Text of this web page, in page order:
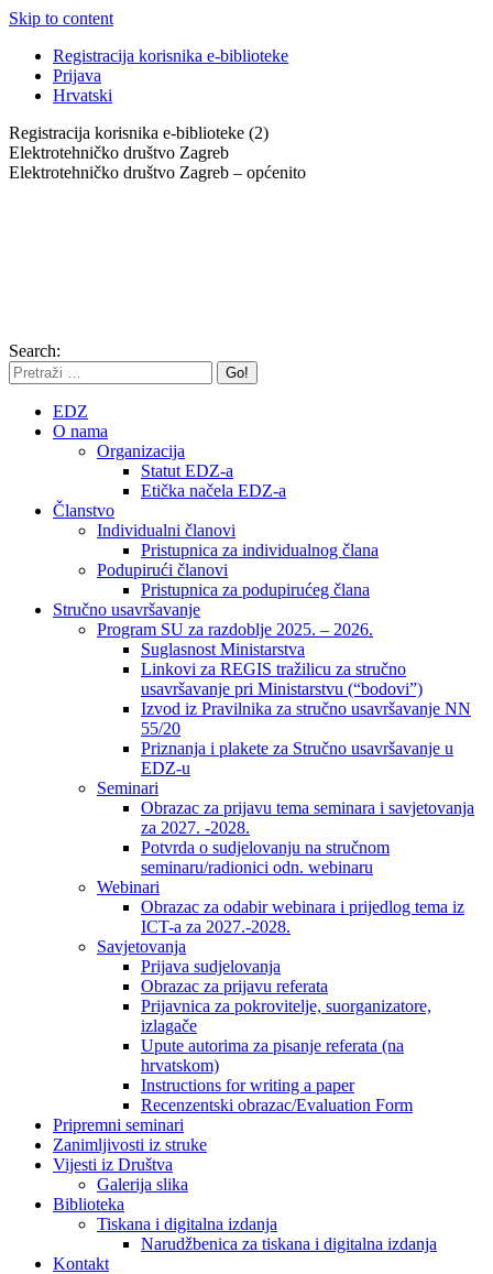
Skip to content
Registracija korisnika e-biblioteke
Prijava
Hrvatski
Registracija korisnika e-biblioteke (2)
Elektrotehničko društvo Zagreb
Elektrotehničko društvo Zagreb – općenito
Search:
EDZ
O nama
Organizacija
Statut EDZ-a
Etička načela EDZ-a
Članstvo
Individualni članovi
Pristupnica za individualnog člana
Podupirući članovi
Pristupnica za podupirućeg člana
Stručno usavršavanje
Program SU za razdoblje 2025. – 2026.
Suglasnost Ministarstva
Linkovi za REGIS tražilicu za stručno
usavršavanje pri Ministarstvu (“bodovi”)
Izvod iz Pravilnika za stručno usavršavanje NN
55/20
Priznanja i plakete za Stručno usavršavanje u
EDZ-u
Seminari
Obrazac za prijavu tema seminara i savjetovanja
za 2027. -2028.
Potvrda o sudjelovanju na stručnom
seminaru/radionici odn. webinaru
Webinari
Obrazac za odabir webinara i prijedlog tema iz
ICT-a za 2027.-2028.
Savjetovanja
Prijava sudjelovanja
Obrazac za prijavu referata
Prijavnica za pokrovitelje, suorganizatore,
izlagače
Upute autorima za pisanje referata (na
hrvatskom)
Instructions for writing a paper
Recenzentski obrazac/Evaluation Form
Pripremni seminari
Zanimljivosti iz struke
Vijesti iz Društva
Galerija slika
Biblioteka
Tiskana i digitalna izdanja
Narudžbenica za tiskana i digitalna izdanja
Kontakt